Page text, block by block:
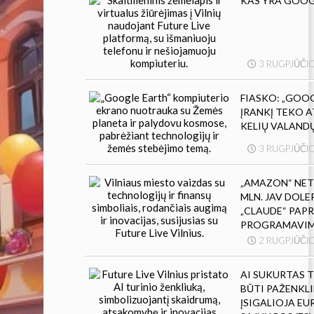
3
FIASKO:
ĮRANKĮ TEKO
KELIŲ
3
„AMAZON“
MLN. JAV
„CLAUDE“
2
AI SUKURTAS
BŪTI
ĮSIGALIOJA